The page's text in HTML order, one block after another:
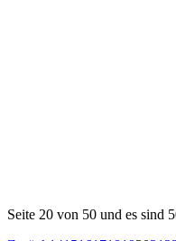
Seite 20 von 50 und es sind